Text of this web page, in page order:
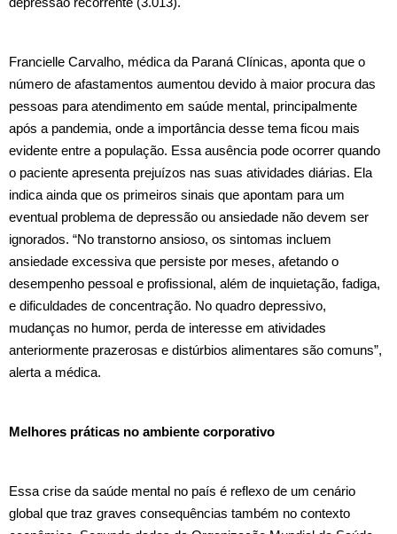
Francielle Carvalho, médica da Paraná Clínicas, aponta que o
número de afastamentos aumentou devido à maior procura das
pessoas para atendimento em saúde mental, principalmente
após a pandemia, onde a importância desse tema ficou mais
evidente entre a população. Essa ausência pode ocorrer quando
o paciente apresenta prejuízos nas suas atividades diárias. Ela
indica ainda que os primeiros sinais que apontam para um
eventual problema de depressão ou ansiedade não devem ser
ignorados. “No transtorno ansioso, os sintomas incluem
ansiedade excessiva que persiste por meses, afetando o
desempenho pessoal e profissional, além de inquietação, fadiga,
e dificuldades de concentração. No quadro depressivo,
mudanças no humor, perda de interesse em atividades
anteriormente prazerosas e distúrbios alimentares são comuns”,
alerta a médica.
Melhores práticas no ambiente corporativo
Essa crise da saúde mental no país é reflexo de um cenário
global que traz graves consequências também no contexto